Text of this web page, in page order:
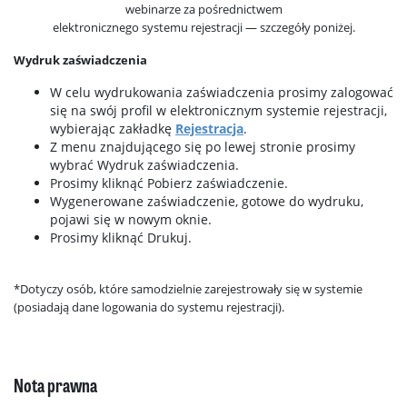
webinarze za pośrednictwem
elektronicznego systemu rejestracji — szczegóły poniżej.
Wydruk zaświadczenia
W celu wydrukowania zaświadczenia prosimy zalogować
się na swój profil w elektronicznym systemie rejestracji,
wybierając zakładkę Rejestracja.
Z menu znajdującego się po lewej stronie prosimy
wybrać Wydruk zaświadczenia.
Prosimy kliknąć Pobierz zaświadczenie.
Wygenerowane zaświadczenie, gotowe do wydruku,
pojawi się w nowym oknie.
Prosimy kliknąć Drukuj.
*Dotyczy osób, które samodzielnie zarejestrowały się w systemie
(posiadają dane logowania do systemu rejestracji).
Nota prawna